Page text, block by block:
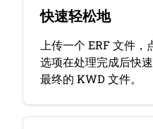
快速轻松地
上传一个 ERF 文件
选项在处理完成后快
最终的 KWD 文件。